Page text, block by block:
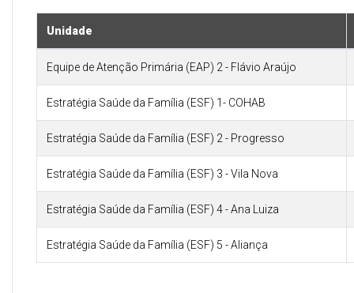
Unidade
Equipe de Atenção Primária (EAP) 2 - Flávio Araújo
Estratégia Saúde da Família (ESF) 1- COHAB
Estratégia Saúde da Família (ESF) 2 - Progresso
Estratégia Saúde da Família (ESF) 3 - Vila Nova
Estratégia Saúde da Família (ESF) 4 - Ana Luiza
Estratégia Saúde da Família (ESF) 5 - Aliança